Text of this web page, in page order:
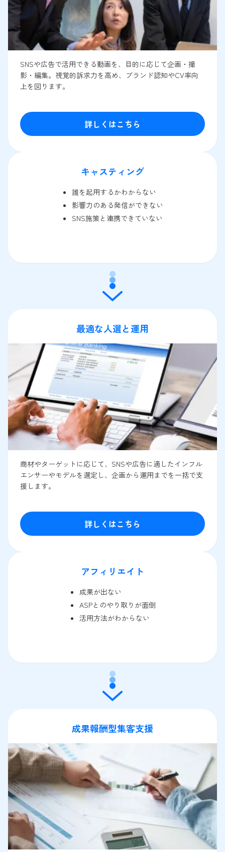
SNSや広告で活用できる動画を、目的に応じて企画・撮
影・編集。視覚的訴求力を高め、ブランド認知やCV率向
上を図ります。
詳しくはこちら
キャスティング
誰を起用するかわからない
影響力のある発信ができない
SNS施策と連携できていない
最適な人選と運用
商材やターゲットに応じて、SNSや広告に適したインフル
エンサーやモデルを選定し、企画から運用までを一括で支
援します。
詳しくはこちら
アフィリエイト
成果が出ない
ASPとのやり取りが面倒
活用方法がわからない
成果報酬型集客支援